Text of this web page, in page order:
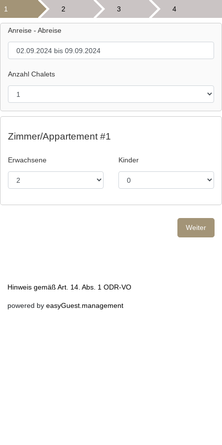
1 2 3 4
Anreise - Abreise
Anzahl Chalets
Zimmer/Appartement #1
Erwachsene Kinder
Weiter
Hinweis gemäß Art. 14. Abs. 1 ODR-VO
powered by easyGuest.management